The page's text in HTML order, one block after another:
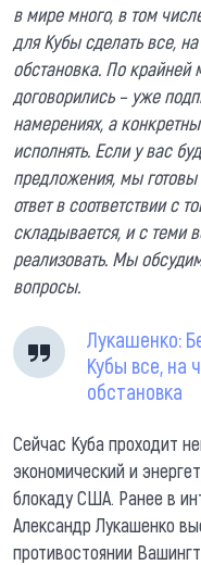
в мире много, в том
для Кубы сделать все,
обстановка. По
договорились – уже
намерениях, а
исполнять. Если у вас
предложения, мы готовы
ответ в соответствии с
складывается, и с
реализовать. Мы
вопросы.
Лукашенко:
Кубы все, на
обстановка
Сейчас Куба проходит
экономический и
блокаду США. Ранее в
Александр Лукашенко
противостоянии